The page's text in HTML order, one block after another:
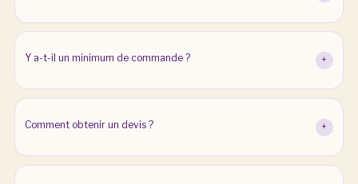
Y a-t-il un minimum de commande ? +
Comment obtenir un devis ? +